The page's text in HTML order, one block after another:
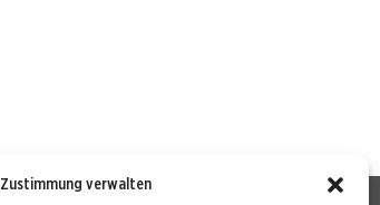
Zustimmung verwalten